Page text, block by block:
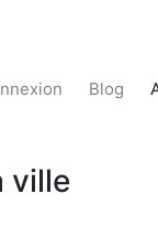
Blog
ville